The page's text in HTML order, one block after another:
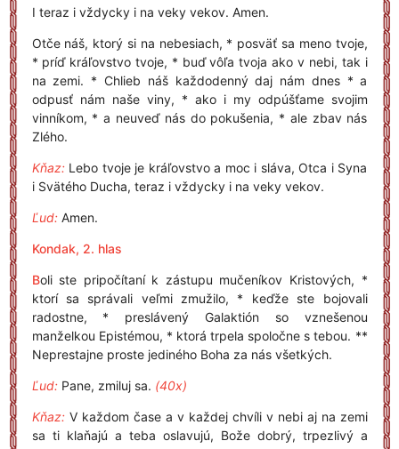
I teraz i vždycky i na veky vekov. Amen.
Otče náš, ktorý si na nebesiach, * posväť sa meno tvoje,
* príď kráľovstvo tvoje, * buď vôľa tvoja ako v nebi, tak i
na zemi. * Chlieb náš každodenný daj nám dnes * a
odpusť nám naše viny, * ako i my odpúšťame svojim
vinníkom, * a neuveď nás do pokušenia, * ale zbav nás
Zlého.
Kňaz:Lebo tvoje je kráľovstvo a moc i sláva, Otca i Syna
i Svätého Ducha, teraz i vždycky i na veky vekov.
Ľud:Amen.
Kondak, 2. hlas
Boli ste pripočítaní k zástupu mučeníkov Kristových, *
ktorí sa správali veľmi zmužilo, * keďže ste bojovali
radostne, * preslávený Galaktión so vznešenou
manželkou Epistémou, * ktorá trpela spoločne s tebou. **
Neprestajne proste jediného Boha za nás všetkých.
Ľud:Pane, zmiluj sa. (40x)
Kňaz:V každom čase a v každej chvíli v nebi aj na zemi
sa ti klaňajú a teba oslavujú, Bože dobrý, trpezlivý a